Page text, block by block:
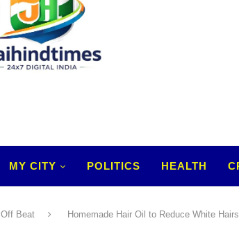
MY CITY POLITICS HEALTH
Off Beat Homemade Hair Oil to Reduce White